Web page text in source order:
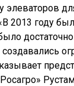
элеваторов
2013 году